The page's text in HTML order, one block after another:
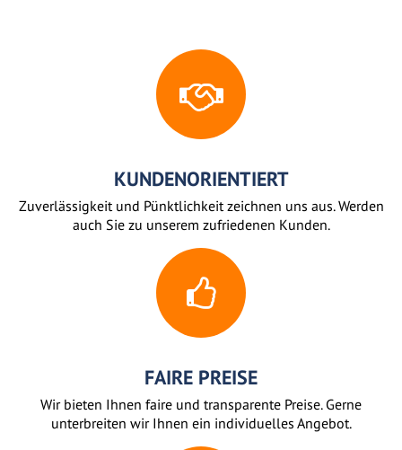
KUNDENORIENTIERT
Zuverlässigkeit und Pünktlichkeit zeichnen uns aus. Werden
auch Sie zu unserem zufriedenen Kunden.
FAIRE PREISE
Wir bieten Ihnen faire und transparente Preise. Gerne
unterbreiten wir Ihnen ein individuelles Angebot.